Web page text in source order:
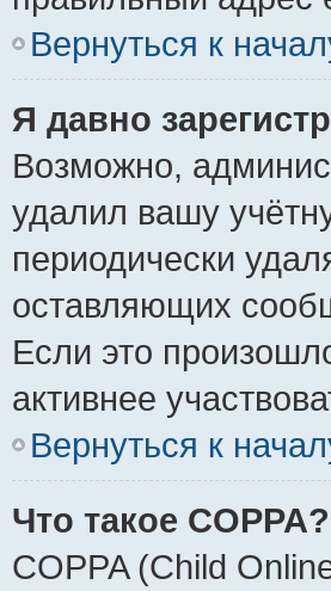
Вернуться к
Я давно
Возможно,
удалил вашу
периодически
оставляющих
Если это
активнее
Вернуться к
Что такое COPPA?
COPPA (Child